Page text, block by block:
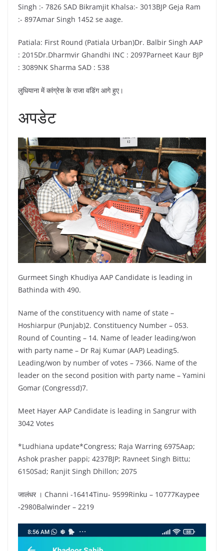
Singh :- 7826 SAD Bikramjit Khalsa:- 3013BJP Geja Ram
:- 897Amar Singh 1452 se aage.
Patiala: First Round (Patiala Urban)Dr. Balbir Singh AAP
: 2015Dr.Dharmvir Ghandhi INC : 2097Parneet Kaur BJP
: 3089NK Sharma SAD : 538
लुधियाना में कांग्रेस के राजा वडिंग आगे हुए।
अपडेट
Gurmeet Singh Khudiya AAP Candidate is leading in
Bathinda with 490.
Name of the constituency with name of state –
Hoshiarpur (Punjab)2. Constituency Number – 053.
Round of Counting – 14. Name of leader leading/won
with party name – Dr Raj Kumar (AAP) Leading5.
Leading/won by number of votes – 7366. Name of the
leader on the second position with party name – Yamini
Gomar (Congressd)7.
Meet Hayer AAP Candidate is leading in Sangrur with
3042 Votes
*Ludhiana update*Congress; Raja Warring 6975Aap;
Ashok prasher pappi; 4237BJP; Ravneet Singh Bittu;
6150Sad; Ranjit Singh Dhillon; 2075
जालंधर । Channi -16414Tinu- 9599Rinku – 10777Kaypee
-2980Balwinder – 2219